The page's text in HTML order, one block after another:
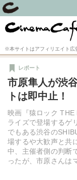
※本サイトはアフィリエイト広
市原隼人が渋
トは即中止！
映画『猿ロック
ライズで登場するゲ
でもある渋谷の
場するや大歓声と共
中、主催者側の判断
ったが、市原さんは
レポート